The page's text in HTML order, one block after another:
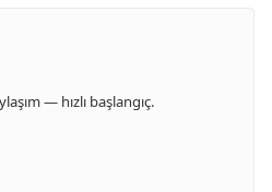
— hızlı başlangıç.